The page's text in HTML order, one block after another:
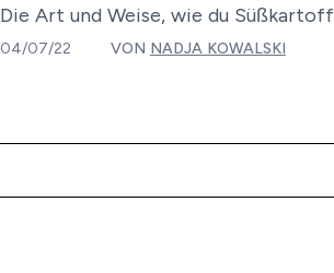
Die Art und Weise, wie du
04/07/22 VON NADJA KOWALSKI